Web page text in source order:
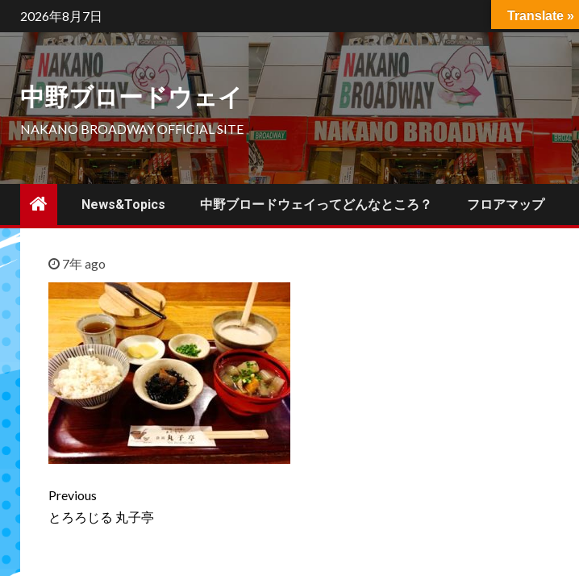
Skip
to
content
2026年8月7日
中野ブロードウェイ
NAKANO BROADWAY OFFICIAL SITE
News&Topics 中野ブロードウェイってどんなところ？ フロアマップ
7年 ago
Continue
Reading
Previous
とろろじる 丸子亭
Translate »